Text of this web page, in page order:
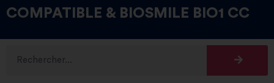
COMPATIBLE & BIOSMILE BIO1 CC